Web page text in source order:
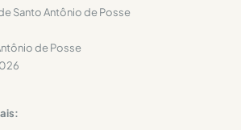
Santo Antônio de Posse
de Posse